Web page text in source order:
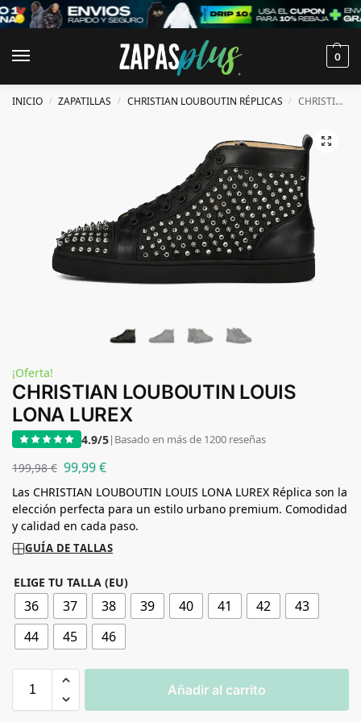
0
INICIO / ZAPATILLAS / CHRISTIAN LOUBOUTIN RÉPLICAS / CHRISTIAN LOUBOUTIN LOUIS LONA LUREX
¡Oferta!
CHRISTIAN LOUBOUTIN LOUIS
LONA LUREX
4.9/5| Basado en más de 1200 reseñas
199,98€ 99,99€
Las CHRISTIAN LOUBOUTIN LOUIS LONA LUREX Réplica son la
elección perfecta para un estilo urbano premium. Comodidad
y calidad en cada paso.
GUÍA DE TALLAS
ELIGE TU TALLA (EU)
36 37 38 39 40 41 42
43
44
45 46
Añadir al carrito